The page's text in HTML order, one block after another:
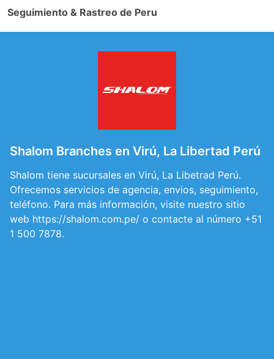
Seguimiento & Rastreo de Peru
Shalom Branches en Virú, La Libertad Perú
Shalom tiene sucursales en Virú, La Libetrad Perú.
Ofrecemos servicios de agencia, envios, seguimiento,
teléfono. Para más información, visite nuestro sitio
web https://shalom.com.pe/ o contacte al número +51
1 500 7878.